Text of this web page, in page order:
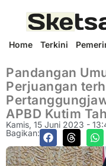
Home Terkini
Pandangan
Perjuangan
APBD Kutim
Kamis, 15 Juni 2023 -
Bagikan: